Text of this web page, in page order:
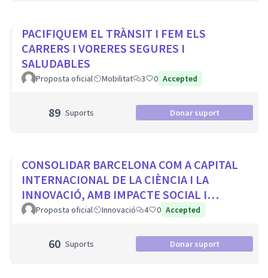
PACIFIQUEM EL TRÀNSIT I FEM ELS
CARRERS I VORERES SEGURES I
SALUDABLES
Proposta oficial Mobilitat 3 0 Accepted
89 Suports Donar suport
CONSOLIDAR BARCELONA COM A CAPITAL
INTERNACIONAL DE LA CIÈNCIA I LA
INNOVACIÓ, AMB IMPACTE SOCIAL I
PROTAGONISME CIUTADÀ
Proposta oficial Innovació 4 0 Accepted
60 Suports Donar suport